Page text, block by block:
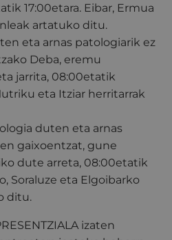
17:00etara. Eibar, Ermua
artatuko ditu.
eta arnas patologiarik ez
Deba, eremu
jarrita, 08:00etatik
eta Itziar herritarrak
duten eta arnas
gaixoentzat, gune
dute arreta, 08:00etatik
Soraluze eta Elgoibarko
ditu.
izaten